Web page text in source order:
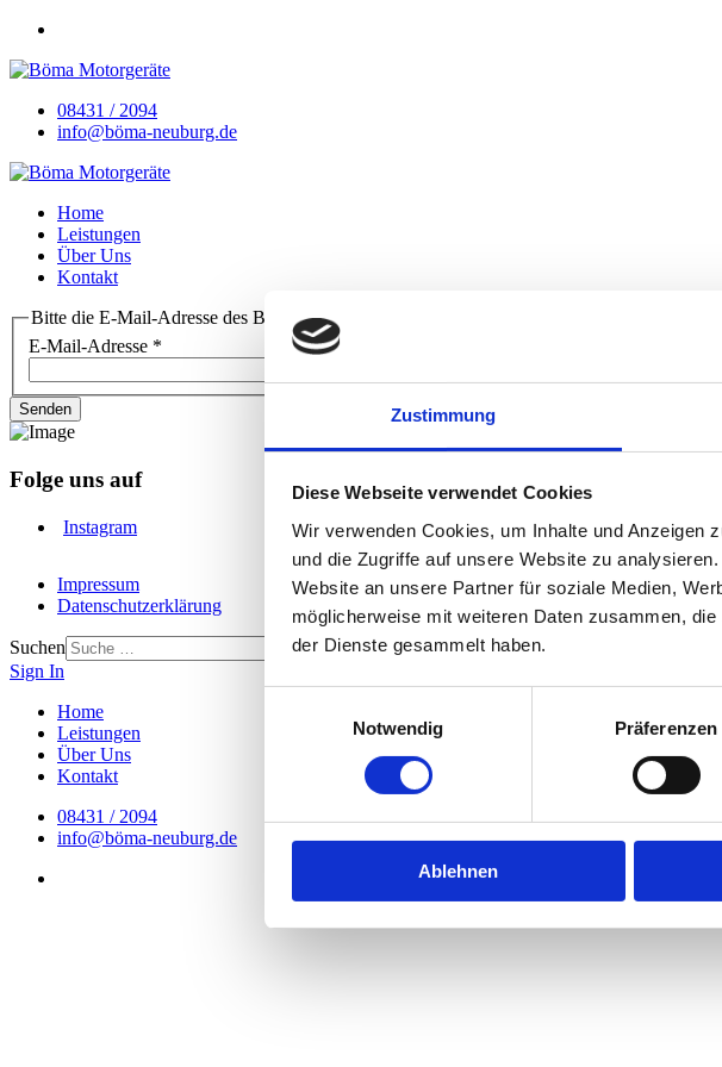
Zustimmung
Diese Webseite verwendet Cookies
Wir verwenden Cookies, um Inhalte und Anzeigen
und die Zugriffe auf unsere Website zu
Website an unsere Partner für soziale Medien,
möglicherweise mit weiteren Daten zusammen,
der Dienste gesammelt haben.
Notwendig
Präferenzen
Ablehnen
08431 / 2094
info@böma-neuburg.de
Home
Leistungen
Über Uns
Kontakt
Bitte die E-Mail-Adresse des Benutzerkontos eingeben. Ein Bestätigungscode wird dann
E-Mail-Adresse *
Senden
Folge uns auf
Instagram
Impressum
Datenschutzerklärung
Suchen
Sign In
Home
Leistungen
Über Uns
Kontakt
08431 / 2094
info@böma-neuburg.de